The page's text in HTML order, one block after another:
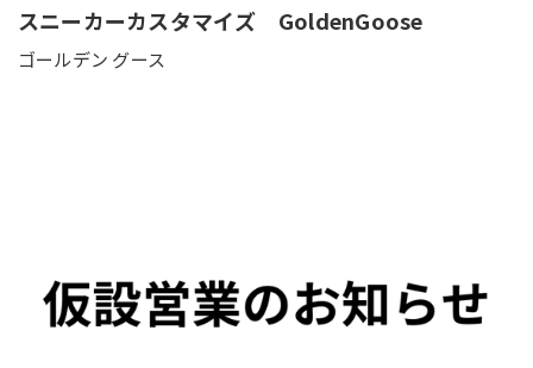
スニーカーカスタマイズ GoldenGoose
ゴールデン グース